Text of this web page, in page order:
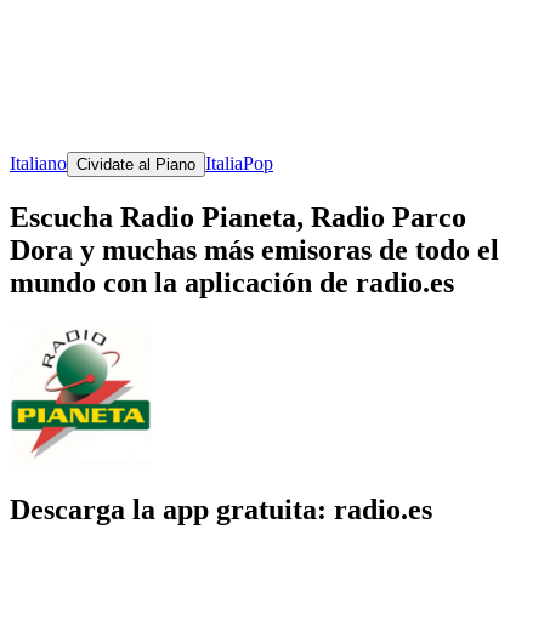
Italiano Cividate al Piano ItaliaPop
Escucha Radio Pianeta, Radio Parco
Dora y muchas más emisoras de todo el
mundo con la aplicación de radio.es
Descarga la app gratuita: radio.es